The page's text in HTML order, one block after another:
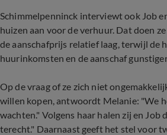
Schimmelpenninck interviewt ook Job
huizen aan voor de verhuur. Dat doen
de aanschafprijs relatief laag, terwijl de
huurinkomsten en de aanschaf
Op de vraag of ze zich niet
willen kopen, antwoordt Melanie: "We
wachten." Volgens haar halen zij en
terecht." Daarnaast geeft het stel voor